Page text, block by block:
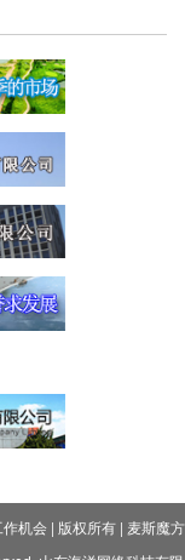
作机会| 版权所有| 麦斯魔方